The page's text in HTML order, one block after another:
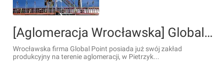
[Aglomeracja Wrocławska] Global Point zainwestuje w gminie Kobierzyce
Wrocławska firma Global Point posiada już swój zakład
produkcyjny na terenie aglomeracji, w Pietrzyk...